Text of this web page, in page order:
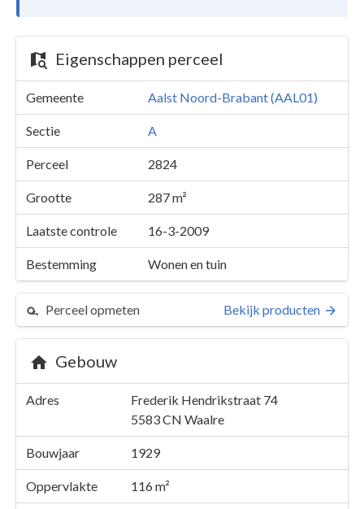
Eigenschappen perceel
Gemeente Aalst Noord-Brabant (AAL01)
Sectie A
Perceel 2824
Grootte 287 m²
Laatste controle 16-3-2009
Bestemming Wonen en tuin
Perceel opmeten Bekijk producten
Gebouw
Adres
Frederik Hendrikstraat 74
5583 CN Waalre
Bouwjaar 1929
Oppervlakte 116 m²
Perceel 2824
Frederik Hendrikstraat 74
Kaarten en rapporten